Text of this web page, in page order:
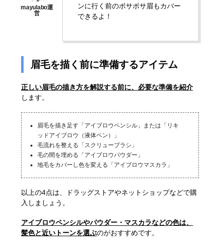
ンに行く前のボサボサ眉もカバー
できるよ！
眉毛を描く前に準備するアイテム
正しい眉毛の描き方を解説する前に、必要な準備を紹介
します。
眉毛を描き足す「アイブロウペンシル」または「リキ
ッドアイブロウ（液体ペン）」
毛流れを整える「スクリューブラシ」
毛の間を埋める「アイブロウパウダー」
地毛をカバーし色を変える「アイブロウマスカラ」
以上の4点は、ドラッグストアやネットショップなどで購
入しましょう。
アイブロウペンシルやパウダー・マスカラなどの色は、
髪色と近いトーンを選ぶのがおすすめです。